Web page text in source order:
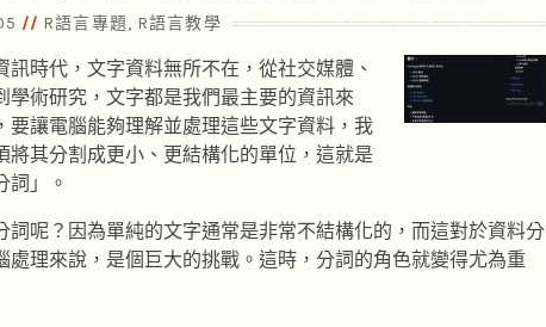
R語言專題, R語言教學
訊時代，文字資料無所不在，從社交媒體、
學術研究，文字都是我們最主要的資訊來
要讓電腦能夠理解並處理這些文字資料，我
將其分割成更小、更結構化的單位，這就是
詞」。
詞呢？因為單純的文字通常是非常不結構化的，而這對於資料分
處理來說，是個巨大的挑戰。這時，分詞的角色就變得尤為重